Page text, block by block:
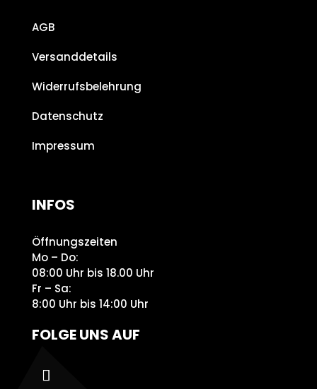
AGB
Versanddetails
Widerrufsbelehrung
Datenschutz
Impressum
INFOS
Öffnungszeiten
Mo – Do:
08:00 Uhr bis 18.00 Uhr
Fr – Sa:
8:00 Uhr bis 14:00 Uhr
FOLGE UNS AUF